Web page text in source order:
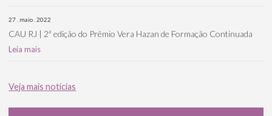
27 . maio . 2022
CAU RJ | 2ª edição do Prêmio Vera Hazan de Formação Continuada
Leia mais
Veja mais notícias